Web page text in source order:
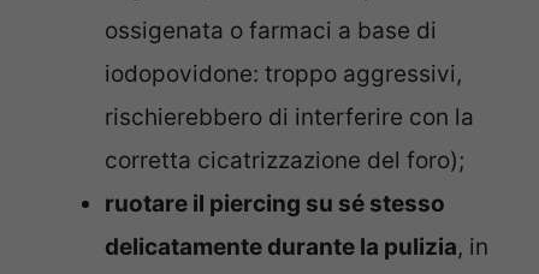
ossigenata o farmaci a base di
iodopovidone: troppo aggressivi,
rischierebbero di interferire con la
corretta cicatrizzazione del foro);
ruotare il piercing su sé stesso
delicatamente durante la pulizia, in